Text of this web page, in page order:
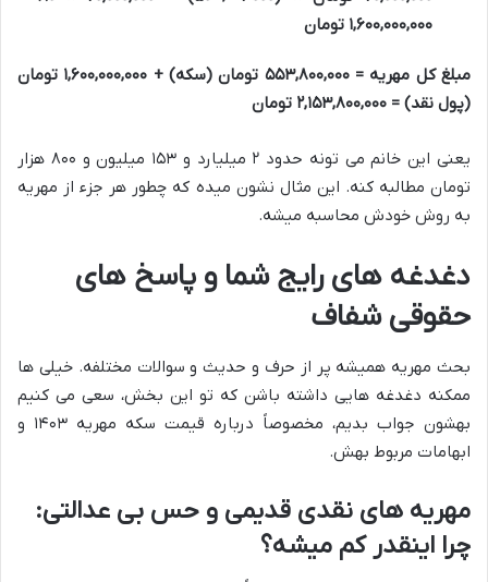
۱,۶۰۰,۰۰۰,۰۰۰ تومان
مبلغ کل مهریه = ۵۵۳,۸۰۰,۰۰۰ تومان (سکه) + ۱,۶۰۰,۰۰۰,۰۰۰ تومان
(پول نقد) = ۲,۱۵۳,۸۰۰,۰۰۰ تومان
یعنی این خانم می تونه حدود ۲ میلیارد و ۱۵۳ میلیون و ۸۰۰ هزار
تومان مطالبه کنه. این مثال نشون میده که چطور هر جزء از مهریه
به روش خودش محاسبه میشه.
دغدغه های رایج شما و پاسخ های
حقوقی شفاف
بحث مهریه همیشه پر از حرف و حدیث و سوالات مختلفه. خیلی ها
ممکنه دغدغه هایی داشته باشن که تو این بخش، سعی می کنیم
بهشون جواب بدیم، مخصوصاً درباره قیمت سکه مهریه ۱۴۰۳ و
ابهامات مربوط بهش.
مهریه های نقدی قدیمی و حس بی عدالتی:
چرا اینقدر کم میشه؟